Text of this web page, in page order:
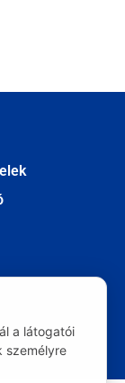
a látogatói
személyre